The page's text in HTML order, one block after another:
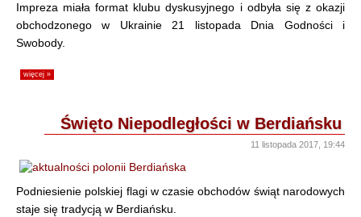
Impreza miała format klubu dyskusyjnego i odbyła się z okazji
obchodzonego w Ukrainie 21 listopada Dnia Godności i
Swobody.
więcej »
Święto Niepodległości w Berdiańsku
11 listopada 2017, 19:44
Podniesienie polskiej flagi w czasie obchodów świąt narodowych
staje się tradycją w Berdiańsku.